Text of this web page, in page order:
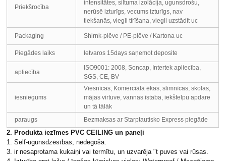
Priekšrocība
intensitātes, siltuma izolācija, ugunsdrošu,
nerūsē izturīgs, vecums izturīgs, nav
tiekšanās, viegli tīrīšana, viegli uzstādīt uc
Packaging Shirnk-plēve / PE-plēve / Kartona uc
Piegādes laiks Ietvaros 15days saņemot deposite
apliecība
ISO9001: 2008, Soncap, Intertek apliecība,
SGS, CE, BV
iesniegums
Viesnīcas, Komerciālā ēkas, slimnīcas, skolas,
mājas virtuve, vannas istaba, iekštelpu apdare
un tā tālāk
paraugs
Bezmaksas ar Starptautisko Express piegāde
2. Produkta iezīmes PVC CEILING un paneļi
1. Self-ugunsdzēsības, nedegoša.
3. ir nesaprotama kukaiņi vai termītu, un uzvarēja "t puves vai rūsas.